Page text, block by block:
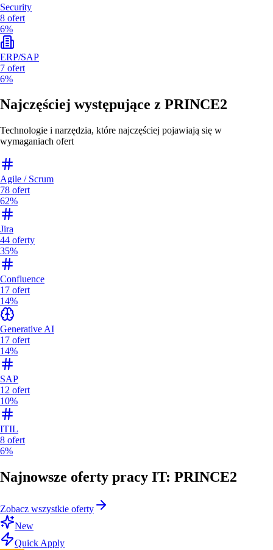
Security
8 ofert
6%
ERP/SAP
7 ofert
6%
Najczęściej występujące z PRINCE2
Technologie i narzędzia, które najczęściej pojawiają się w
wymaganiach ofert
Agile / Scrum
78 ofert
62%
Jira
44 oferty
35%
Confluence
17 ofert
14%
Generative AI
17 ofert
14%
SAP
12 ofert
10%
ITIL
8 ofert
6%
Najnowsze oferty pracy IT: PRINCE2
Zobacz wszystkie oferty
New
Quick Apply